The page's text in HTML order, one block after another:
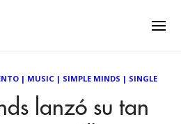
| MUSIC| SIMPLE MINDS | SINGLE
lanzó su tan